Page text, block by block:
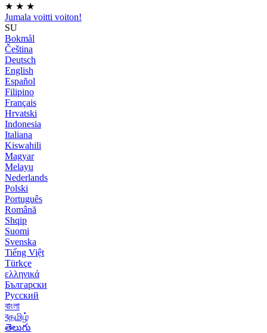
★ ★ ★
Jumala voitti voiton!
SU
Bokmål
Čeština
Deutsch
English
Español
Filipino
Français
Hrvatski
Indonesia
Italiana
Kiswahili
Magyar
Melayu
Nederlands
Polski
Português
Română
Shqip
Suomi
Svenska
Tiếng Việt
Türkçe
ελληνικά
Български
Русский
বাংলা
বதமிழ்
తెలుగు